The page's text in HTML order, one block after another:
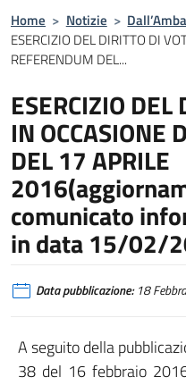
Home > Notizie >
ESERCIZIO DEL DIRITTO DI
REFERENDUM DEL...
ESERCIZIO
IN OCCASIONE
DEL 17 APRILE
comunicato
in data 15/02/
Data pubblicazione:18
A seguito della
38 del 16 febbraio